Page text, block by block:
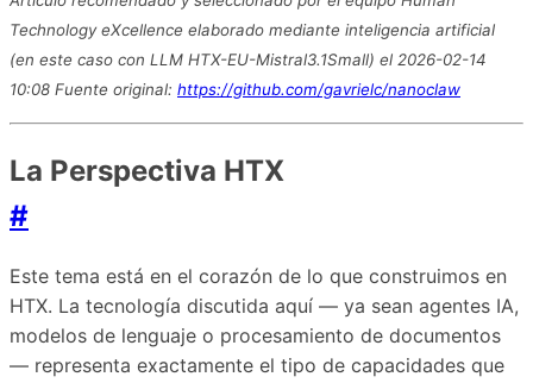
Technology eXcellence elaborado mediante inteligencia artificial
(en este caso con LLM HTX-EU-Mistral3.1Small) el 2026-02-14
10:08 Fuente original: https://github.com/gavrielc/nanoclaw
La Perspectiva HTX
#
Este tema está en el corazón de lo que construimos en
HTX. La tecnología discutida aquí — ya sean agentes IA,
modelos de lenguaje o procesamiento de documentos
— representa exactamente el tipo de capacidades que